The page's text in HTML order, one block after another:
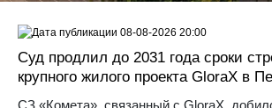
Суд продлил до 2031 года сроки
крупного жилого проекта GloraX в
08-08-2026 20:00